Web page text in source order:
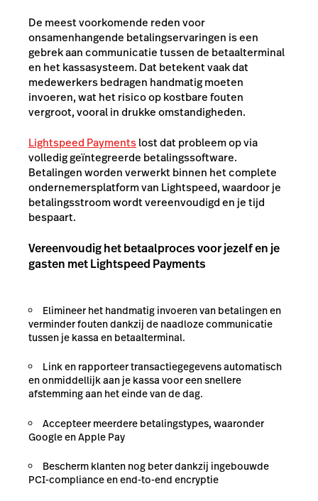
De meest voorkomende reden voor
onsamenhangende betalingservaringen is een
gebrek aan communicatie tussen de betaalterminal
en het kassasysteem. Dat betekent vaak dat
medewerkers bedragen handmatig moeten
invoeren, wat het risico op kostbare fouten
vergroot, vooral in drukke omstandigheden.
Lightspeed Paymentslost dat probleem op via
volledig geïntegreerde betalingssoftware.
Betalingen worden verwerkt binnen het complete
ondernemersplatform van Lightspeed, waardoor je
betalingsstroom wordt vereenvoudigd en je tijd
bespaart.
Vereenvoudig het betaalproces voor jezelf en je
gasten met Lightspeed Payments
Elimineer het handmatig invoeren van betalingen en
verminder fouten dankzij de naadloze communicatie
tussen je kassa en betaalterminal.
Link en rapporteer transactiegegevens automatisch
en onmiddellijk aan je kassa voor een snellere
afstemming aan het einde van de dag.
Accepteer meerdere betalingstypes, waaronder
Google en Apple Pay
Bescherm klanten nog beter dankzij ingebouwde
PCI-compliance en end-to-end encryptie